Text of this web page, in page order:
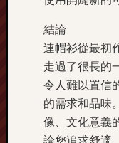
結論
連帽衫從最初
走過了很長的
令人難以置信
的需求和品味
像、文化意義
論您追求舒適